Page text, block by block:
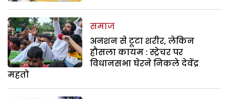
समाज
अनशन से टूटा शरीर, लेकिन
हौसला कायम : स्ट्रेचर पर
विधानसभा घेरने निकले देवेंद्र
महतो